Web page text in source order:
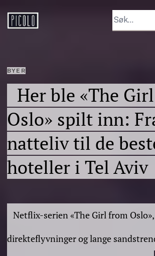
BYER
Her ble «The
Oslo» spilt inn:
natteliv til de
hoteller i Tel Aviv
Netflix-serien «The Girl from
direkteflyvninger og lange